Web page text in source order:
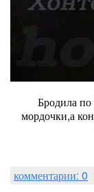
Бродила по
мордочки,а
комментарии: 0